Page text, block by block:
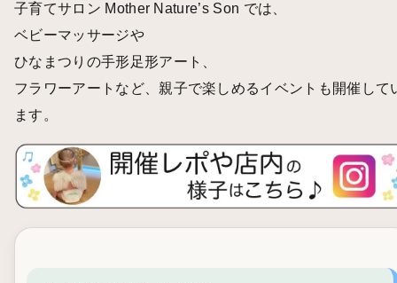
子育てサロン Mother Nature’s Son では、
ベビーマッサージや
ひなまつりの手形足形アート
フラワーアート など、親子で楽しめるイベントも開催して
ます。